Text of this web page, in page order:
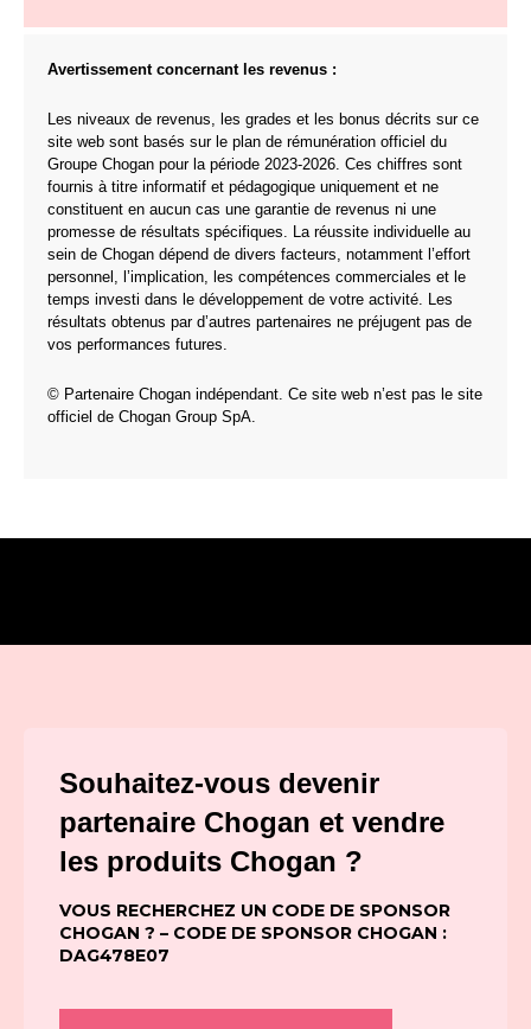
Avertissement concernant les revenus :
Les niveaux de revenus, les grades et les bonus décrits sur ce
site web sont basés sur le plan de rémunération officiel du
Groupe Chogan pour la période 2023-2026. Ces chiffres sont
fournis à titre informatif et pédagogique uniquement et ne
constituent en aucun cas une garantie de revenus ni une
promesse de résultats spécifiques. La réussite individuelle au
sein de Chogan dépend de divers facteurs, notamment l’effort
personnel, l’implication, les compétences commerciales et le
temps investi dans le développement de votre activité. Les
résultats obtenus par d’autres partenaires ne préjugent pas de
vos performances futures.
© Partenaire Chogan indépendant. Ce site web n’est pas le site
officiel de Chogan Group SpA.
Souhaitez-vous devenir
partenaire Chogan et vendre
les produits Chogan ?
VOUS RECHERCHEZ UN CODE DE SPONSOR
CHOGAN ? – CODE DE SPONSOR CHOGAN :
DAG478E07